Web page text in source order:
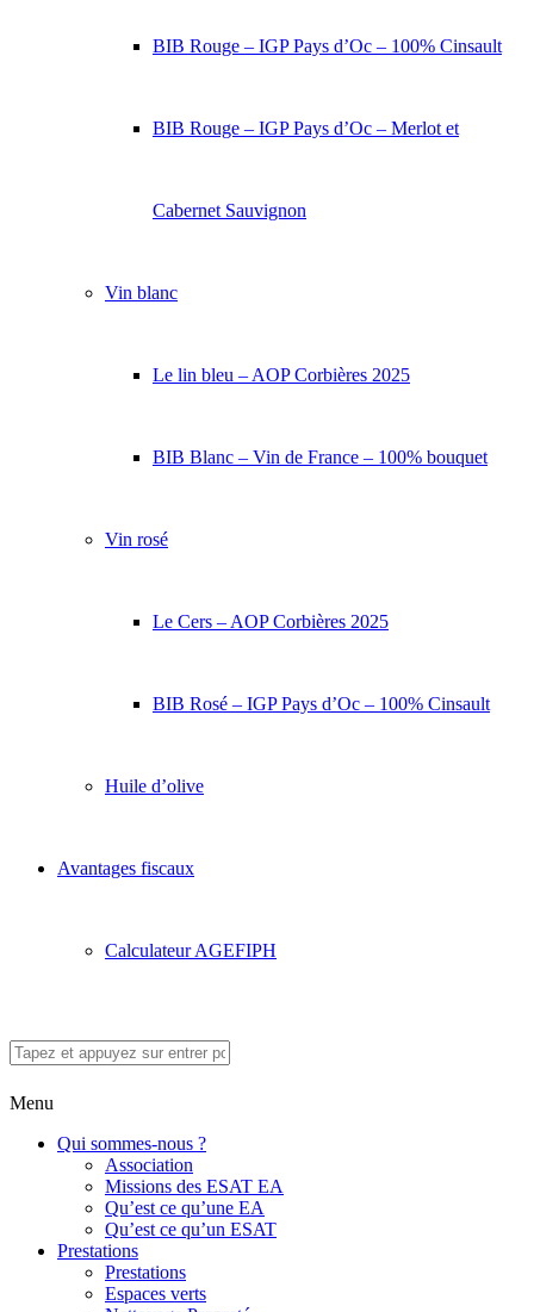
BIB Rouge – IGP Pays d’Oc – 100% Cinsault
BIB Rouge – IGP Pays d’Oc – Merlot et
Cabernet Sauvignon
Vin blanc
Le lin bleu – AOP Corbières 2025
BIB Blanc – Vin de France – 100% bouquet
Vin rosé
Le Cers – AOP Corbières 2025
BIB Rosé – IGP Pays d’Oc – 100% Cinsault
Huile d’olive
Avantages fiscaux
Calculateur AGEFIPH
Menu
Qui sommes-nous ?
Association
Missions des ESAT EA
Qu’est ce qu’une EA
Qu’est ce qu’un ESAT
Prestations
Prestations
Espaces verts